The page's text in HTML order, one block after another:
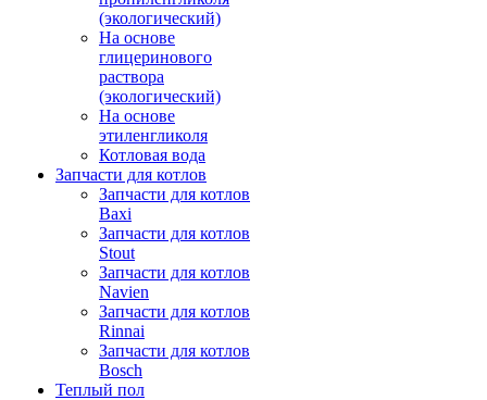
(экологический)
На основе
глицеринового
раствора
(экологический)
На основе
этиленгликоля
Котловая вода
Запчасти для котлов
Запчасти для котлов
Baxi
Запчасти для котлов
Stout
Запчасти для котлов
Navien
Запчасти для котлов
Rinnai
Запчасти для котлов
Bosch
Теплый пол